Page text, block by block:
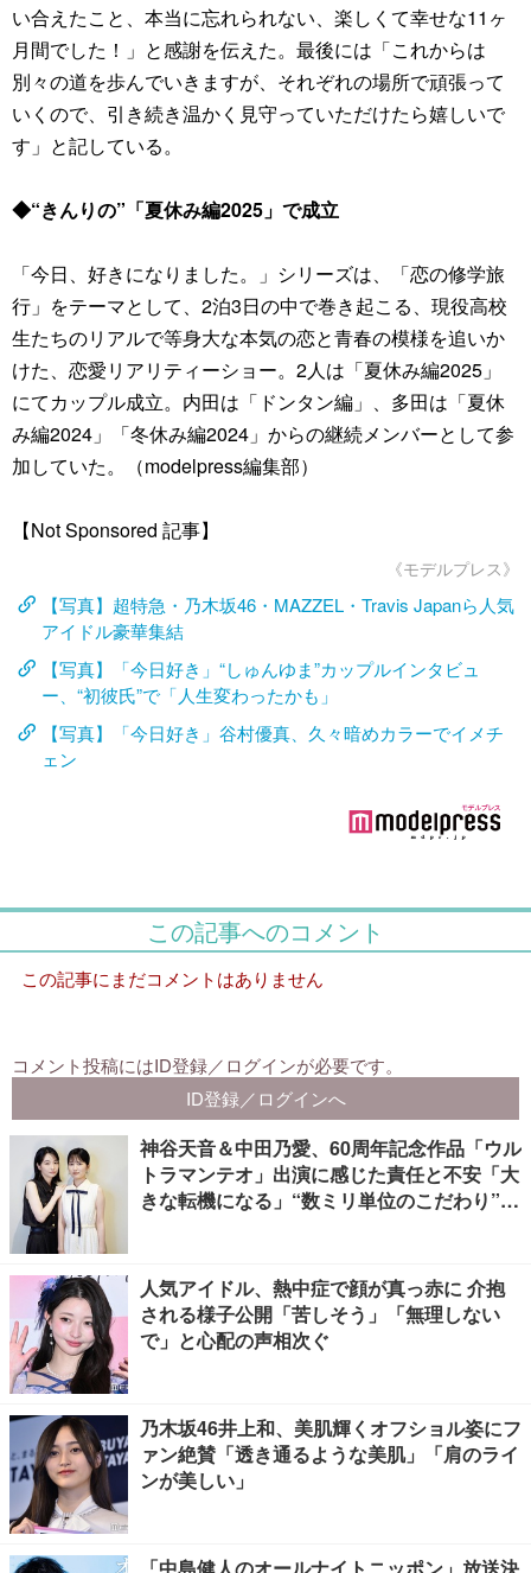
い合えたこと、本当に忘れられない、楽しくて幸せな11ヶ
月間でした！」と感謝を伝えた。最後には「これからは
別々の道を歩んでいきますが、それぞれの場所で頑張って
いくので、引き続き温かく見守っていただけたら嬉しいで
す」と記している。
◆“きんりの”「夏休み編2025」で成立
「今日、好きになりました。」シリーズは、「恋の修学旅
行」をテーマとして、2泊3日の中で巻き起こる、現役高校
生たちのリアルで等身大な本気の恋と青春の模様を追いか
けた、恋愛リアリティーショー。2人は「夏休み編2025」
にてカップル成立。内田は「ドンタン編」、多田は「夏休
み編2024」「冬休み編2024」からの継続メンバーとして参
加していた。（modelpress編集部）
【Not Sponsored 記事】
《モデルプレス》
【写真】超特急・乃木坂46・MAZZEL・Travis Japanら人気
アイドル豪華集結
【写真】「今日好き」“しゅんゆま”カップルインタビュ
ー、“初彼氏”で「人生変わったかも」
【写真】「今日好き」谷村優真、久々暗めカラーでイメチ
ェン
神谷天音＆中田乃愛、60周年記念作品「ウル
トラマンテオ」出演に感じた責任と不安「大
きな転機になる」“数ミリ単位のこだわり”特
人気アイドル、熱中症で顔が真っ赤に 介抱
される様子公開「苦しそう」「無理しない
で」と心配の声相次ぐ
乃木坂46井上和、美肌輝くオフショル姿にフ
ァン絶賛「透き通るような美肌」「肩のライ
ンが美しい」